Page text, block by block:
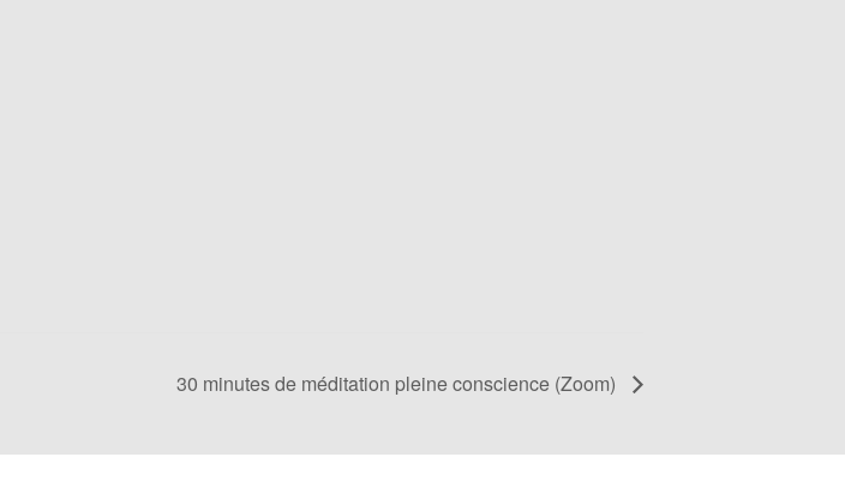
30 minutes de méditation pleine conscience (Zoom)